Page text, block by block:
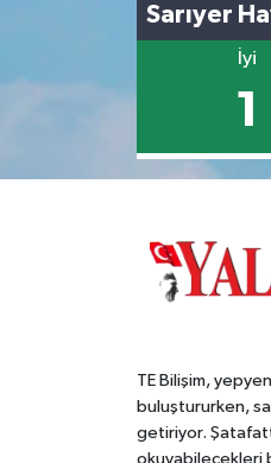
Sarıyer
İyi
1
TE Bilişim,
buluştururken,
getiriyor.
okuyabilecekleri